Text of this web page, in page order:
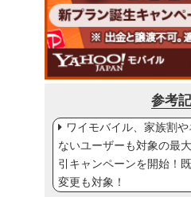
参考
ワイモバイル、家族割
ないユーザーも対象の最
引キャンペーンを開始！
変更も対象！